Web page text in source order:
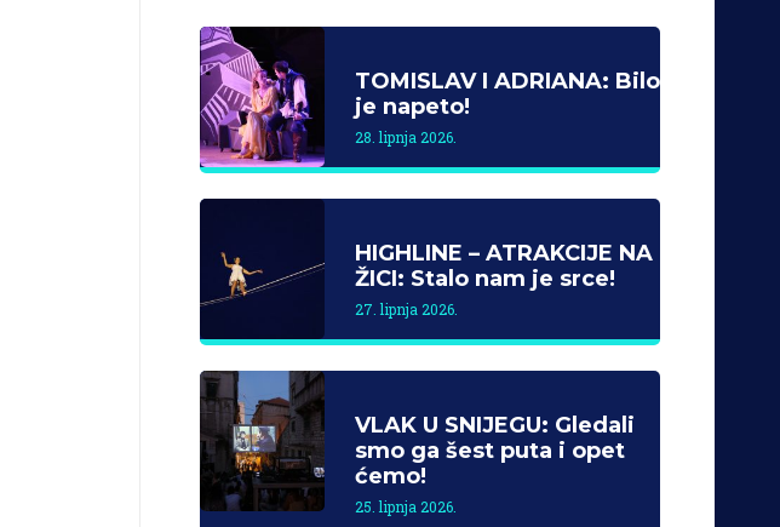
TOMISLAV I ADRIANA: Bilo
je napeto!
28. lipnja 2026.
HIGHLINE – ATRAKCIJE NA
ŽICI: Stalo nam je srce!
27. lipnja 2026.
VLAK U SNIJEGU: Gledali
smo ga šest puta i opet
ćemo!
25. lipnja 2026.